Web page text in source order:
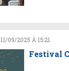
11/09/2025 À 15:21
Festival